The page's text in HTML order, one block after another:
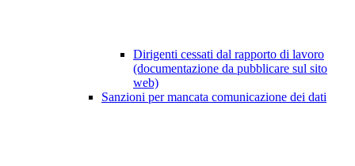
Dirigenti cessati dal rapporto di lavoro
(documentazione da pubblicare sul sito
web)
Sanzioni per mancata comunicazione dei dati